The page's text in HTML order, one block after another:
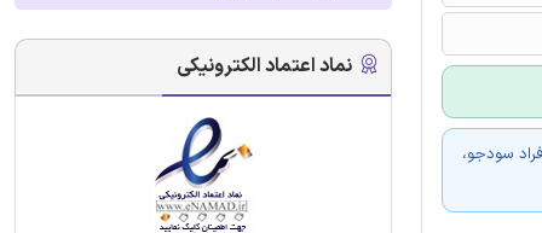
سودجو،
نماد اعتماد الکترونیکی